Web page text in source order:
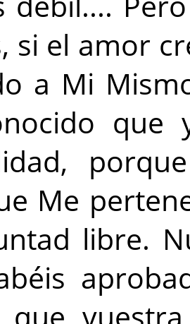
si el amor
a Mi
Me
libre.